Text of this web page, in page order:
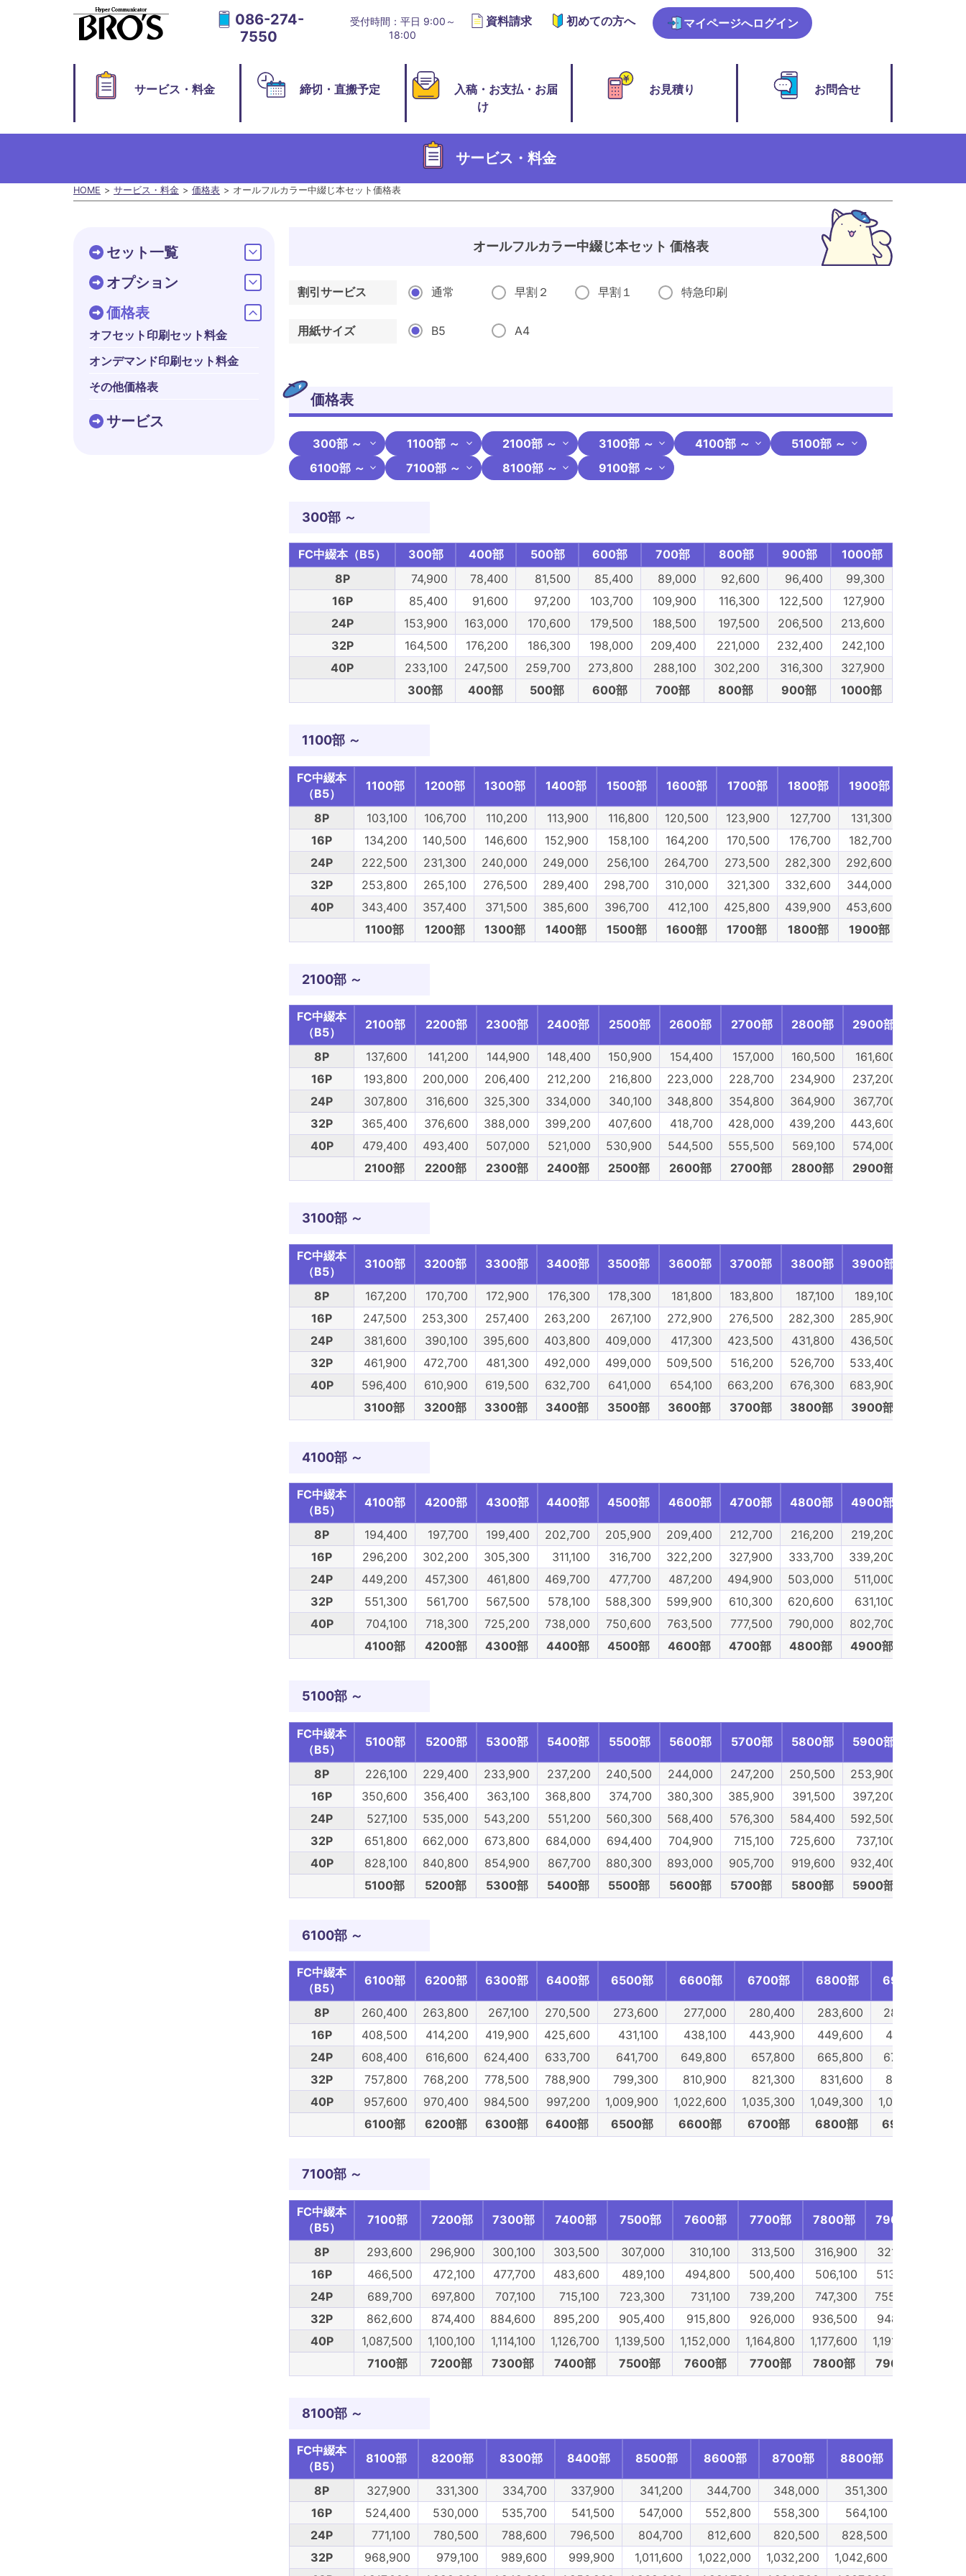
086-274-
7550
受付時間：平日 9:00～
18:00
資料請求 初めての方へ マイページへログイン
サービス・料金 締切・直搬予定
入稿・お支払・お届
け
お見積り お問合せ
サービス・料金
HOME サービス・料金 価格表 オールフルカラー中綴じ本セット価格表
セット一覧
オプション
価格表
オフセット印刷セット料金
オンデマンド印刷セット料金
その他価格表
サービス
オールフルカラー中綴じ本セット 価格表
割引サービス 通常 早割２ 早割１ 特急印刷
用紙サイズ B5 A4
価格表
300部 ～ 1100部 ～ 2100部 ～ 3100部 ～ 4100部 ～
5100部 ～
6100部 ～
7100部 ～ 8100部 ～ 9100部 ～
300部 ～
FC中綴本（B5） 300部 400部 500部 600部 700部 800部 900部
1000部
8P
74,900 78,400 81,500 85,400 89,000 92,600 96,400
99,300
16P
85,400 91,600 97,200 103,700 109,900 116,300 122,500
127,900
24P
153,900 163,000 170,600 179,500 188,500 197,500 206,500
213,600
32P
164,500 176,200 186,300 198,000 209,400 221,000 232,400
242,100
40P
233,100 247,500 259,700 273,800 288,100 302,200 316,300
327,900
300部
400部 500部 600部 700部 800部 900部 1000部
1100部 ～
FC中綴本
（B5）
1100部 1200部 1300部 1400部 1500部 1600部 1700部 1800部 1900部
8P 103,100 106,700 110,200 113,900 116,800 120,500 123,900 127,700 131,300
16P
134,200 140,500 146,600 152,900 158,100 164,200 170,500 176,700 182,700
24P
222,500 231,300 240,000 249,000 256,100 264,700 273,500 282,300 292,600
32P
253,800 265,100 276,500 289,400 298,700 310,000 321,300 332,600 344,000
40P
343,400 357,400 371,500 385,600 396,700 412,100 425,800 439,900 453,600
1100部
1200部 1300部 1400部 1500部 1600部 1700部 1800部 1900部
2100部 ～
FC中綴本
（B5）
2100部 2200部 2300部 2400部 2500部 2600部 2700部 2800部 2900部
8P 137,600 141,200 144,900 148,400 150,900 154,400 157,000 160,500 161,600
16P
193,800 200,000 206,400 212,200 216,800 223,000 228,700 234,900 237,200
24P
307,800 316,600 325,300 334,000 340,100 348,800 354,800 364,900 367,700
32P
365,400 376,600 388,000 399,200 407,600 418,700 428,000 439,200 443,600
40P
479,400 493,400 507,000 521,000 530,900 544,500 555,500 569,100 574,000
2100部
2200部 2300部 2400部 2500部 2600部 2700部 2800部 2900部
3100部 ～
FC中綴本
（B5）
3100部 3200部 3300部 3400部 3500部 3600部 3700部 3800部 3900部
8P 167,200 170,700 172,900 176,300 178,300 181,800 183,800 187,100 189,100
16P
247,500 253,300 257,400 263,200 267,100 272,900 276,500 282,300 285,900
24P
381,600 390,100 395,600 403,800 409,000 417,300 423,500 431,800 436,500
32P
461,900 472,700 481,300 492,000 499,000 509,500 516,200 526,700 533,400
40P
596,400 610,900 619,500 632,700 641,000 654,100 663,200 676,300 683,900
3100部
3200部 3300部 3400部 3500部 3600部 3700部 3800部 3900部
4100部 ～
FC中綴本
（B5）
4100部 4200部 4300部 4400部 4500部 4600部 4700部 4800部 4900部
8P 194,400 197,700 199,400 202,700 205,900 209,400 212,700 216,200 219,200
16P
296,200 302,200 305,300 311,100 316,700 322,200 327,900 333,700 339,200
24P
449,200 457,300 461,800 469,700 477,700 487,200 494,900 503,000 511,000
32P
551,300 561,700 567,500 578,100 588,300 599,900 610,300 620,600 631,100
40P
704,100 718,300 725,200 738,000 750,600 763,500 777,500 790,000 802,700
4100部
4200部 4300部 4400部 4500部 4600部 4700部 4800部 4900部
5100部 ～
FC中綴本
（B5）
5100部 5200部 5300部 5400部 5500部 5600部 5700部 5800部 5900部
8P 226,100 229,400 233,900 237,200 240,500 244,000 247,200 250,500 253,900
16P
350,600 356,400 363,100 368,800 374,700 380,300 385,900 391,500 397,200
24P
527,100 535,000 543,200 551,200 560,300 568,400 576,300 584,400 592,500
32P
651,800 662,000 673,800 684,000 694,400 704,900 715,100 725,600 737,100
40P
828,100 840,800 854,900 867,700 880,300 893,000 905,700 919,600 932,400
5100部
5200部 5300部 5400部 5500部 5600部 5700部 5800部 5900部
6100部 ～
FC中綴本
（B5）
6100部 6200部 6300部 6400部 6500部 6600部 6700部 6800部 6900部
8P 260,400 263,800 267,100 270,500 273,600 277,000 280,400 283,600 286,900
16P
408,500 414,200 419,900 425,600 431,100 438,100 443,900 449,600 455,100
24P
608,400 616,600 624,400 633,700 641,700 649,800 657,800 665,800 673,900
32P
757,800 768,200 778,500 788,900 799,300 810,900 821,300 831,600 842,100
40P
957,600 970,400 984,500 997,200 1,009,900 1,022,600 1,035,300 1,049,300 1,061,900
6100部
6200部 6300部 6400部 6500部 6600部 6700部 6800部 6900部
7100部 ～
FC中綴本
（B5）
7100部 7200部 7300部 7400部 7500部 7600部 7700部 7800部 7900部
8P 293,600 296,900 300,100 303,500 307,000 310,100 313,500 316,900 321,400
16P
466,500 472,100 477,700 483,600 489,100 494,800 500,400 506,100 513,000
24P
689,700 697,800 707,100 715,100 723,300 731,100 739,200 747,300 755,200
32P
862,600 874,400 884,600 895,200 905,400 915,800 926,000 936,500 948,100
40P
1,087,500 1,100,100 1,114,100 1,126,700 1,139,500 1,152,000 1,164,800 1,177,600 1,191,600
7100部
7200部 7300部 7400部 7500部 7600部 7700部 7800部 7900部
8100部 ～
FC中綴本
（B5）
8100部 8200部 8300部 8400部 8500部 8600部 8700部 8800部
8P 327,900 331,300 334,700 337,900 341,200 344,700 348,000 351,300
16P
524,400 530,000 535,700 541,500 547,000 552,800 558,300 564,100
24P
771,100 780,500 788,600 796,500 804,700 812,600 820,500 828,500
32P
968,900 979,100 989,600 999,900 1,011,600 1,022,000 1,032,200 1,042,600